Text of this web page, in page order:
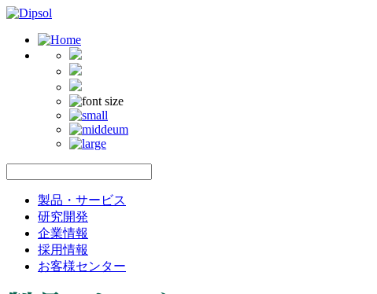
製品・サービス
研究開発
企業情報
採用情報
お客様センター